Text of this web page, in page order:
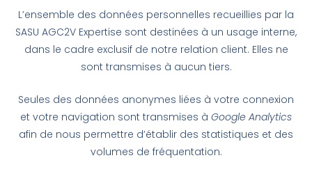
L’ensemble des données personnelles recueillies par la
SASU AGC2V Expertise sont destinées à un usage interne,
dans le cadre exclusif de notre relation client. Elles ne
sont transmises à aucun tiers.
Seules des données anonymes liées à votre connexion
et votre navigation sont transmises à Google Analytics
afin de nous permettre d’établir des statistiques et des
volumes de fréquentation.